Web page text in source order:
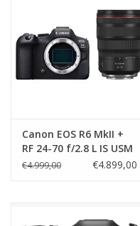
Canon EOS R6 MkII +
RF 24-70 f/2.8 L IS USM
€4.999,00 €4.899,00